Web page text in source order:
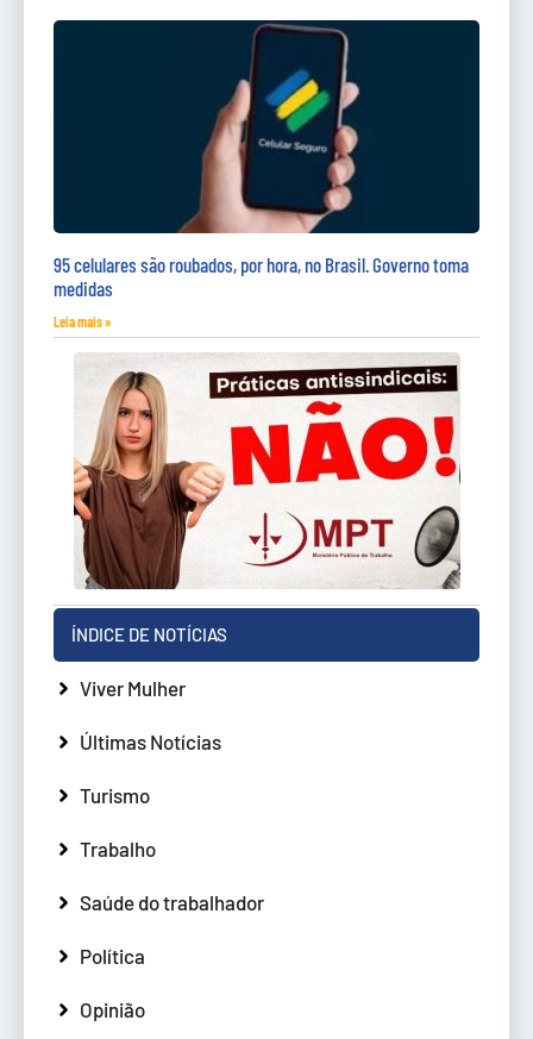
95 celulares são roubados, por hora, no Brasil. Governo toma
medidas
Leia mais »
ÍNDICE DE NOTÍCIAS
Viver Mulher
Últimas Notícias
Turismo
Trabalho
Saúde do trabalhador
Política
Opinião